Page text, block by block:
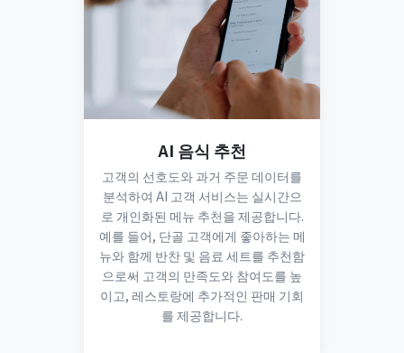
AI 음식 추천
고객의 선호도와 과거 주문 데이터를
분석하여 AI 고객 서비스는 실시간으
로 개인화된 메뉴 추천을 제공합니다.
예를 들어, 단골 고객에게 좋아하는 메
뉴와 함께 반찬 및 음료 세트를 추천함
으로써 고객의 만족도와 참여도를 높
이고, 레스토랑에 추가적인 판매 기회
를 제공합니다.